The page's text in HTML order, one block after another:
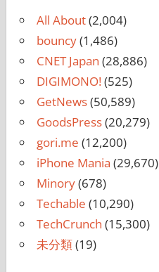
All About(2,004)
bouncy(1,486)
CNET Japan (28,886)
DIGIMONO!(525)
GetNews(50,589)
GoodsPress(20,279)
gori.me (12,200)
iPhone Mania (29,670)
Minory(678)
Techable (10,290)
TechCrunch (15,300)
未分類(19)